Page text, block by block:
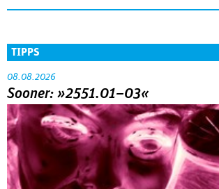
TIPPS
08.08.2026
Sooner: »2551.01–03«